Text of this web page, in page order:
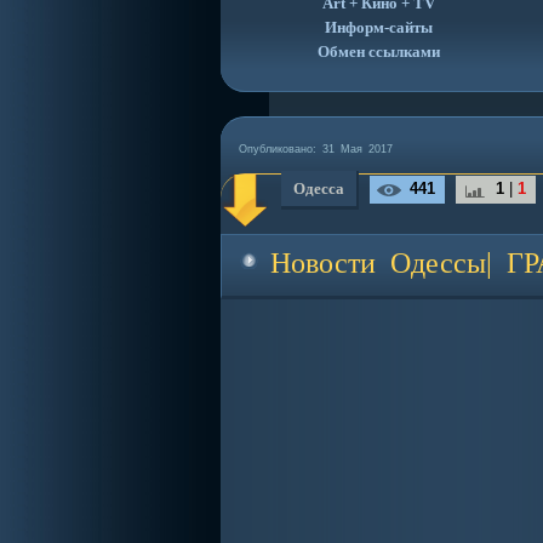
Информ-сайты
Обмен ссылками
Опубликовано: 31 Мая 2017
Одесса 441 1 1
Новости Одессы|